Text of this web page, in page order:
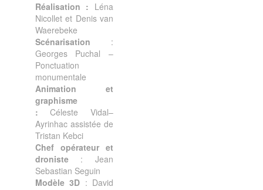
Réalisation : Léna
Nicollet et Denis van
Waerebeke
Scénarisation :
Georges Puchal –
Ponctuation
monumentale
Animation et
graphisme
: Céleste Vidal–
Ayrinhac assistée de
Tristan Kebci
Chef opérateur et
droniste : Jean
Sebastian Seguin
Modèle 3D : David